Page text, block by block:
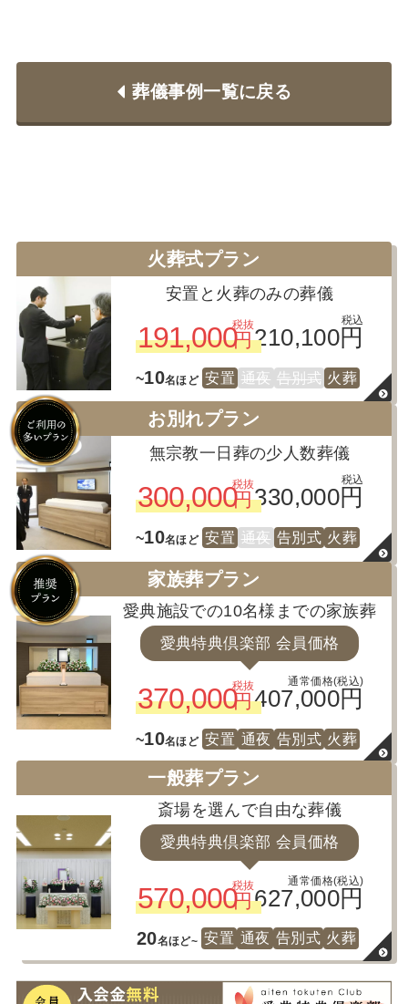
葬儀事例一覧に戻る
火葬式プラン
安置と火葬のみの葬儀
191,000税抜
円
税込
210,100円
~10名ほど 安置 通夜 告別式 火葬
お別れプラン
無宗教一日葬の少人数葬儀
300,000税抜
円
税込
330,000円
~10名ほど 安置 通夜 告別式 火葬
家族葬プラン
愛典施設での10名様までの家族葬
愛典特典倶楽部 会員価格
370,000税抜
円
通常価格(税込)
407,000円
~10名ほど 安置 通夜 告別式 火葬
一般葬プラン
斎場を選んで自由な葬儀
愛典特典倶楽部 会員価格
570,000税抜
円
通常価格(税込)
627,000円
20名ほど~ 安置 通夜 告別式 火葬